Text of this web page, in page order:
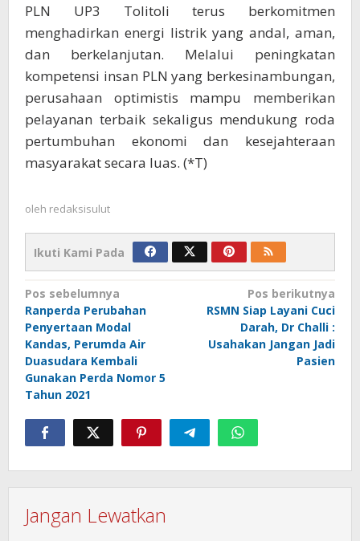
PLN UP3 Tolitoli terus berkomitmen
menghadirkan energi listrik yang andal, aman,
dan berkelanjutan. Melalui peningkatan
kompetensi insan PLN yang berkesinambungan,
perusahaan optimistis mampu memberikan
pelayanan terbaik sekaligus mendukung roda
pertumbuhan ekonomi dan kesejahteraan
masyarakat secara luas. (*T)
oleh redaksisulut
Ikuti Kami Pada
Navigasi
pos
Pos sebelumnya
Ranperda Perubahan
Penyertaan Modal
Kandas, Perumda Air
Duasudara Kembali
Gunakan Perda Nomor 5
Tahun 2021
Pos berikutnya
RSMN Siap Layani Cuci
Darah, Dr Challi :
Usahakan Jangan Jadi
Pasien
Jangan Lewatkan